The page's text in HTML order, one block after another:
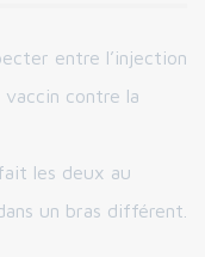
entre l’injection
contre la
les deux au
un bras différent.